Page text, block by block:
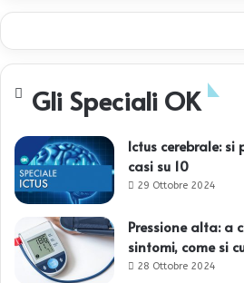
Gli Speciali OK
Ictus cerebrale: si
casi su 10
29 Ottobre 2024
Pressione alta: a
sintomi, come si
28 Ottobre 2024